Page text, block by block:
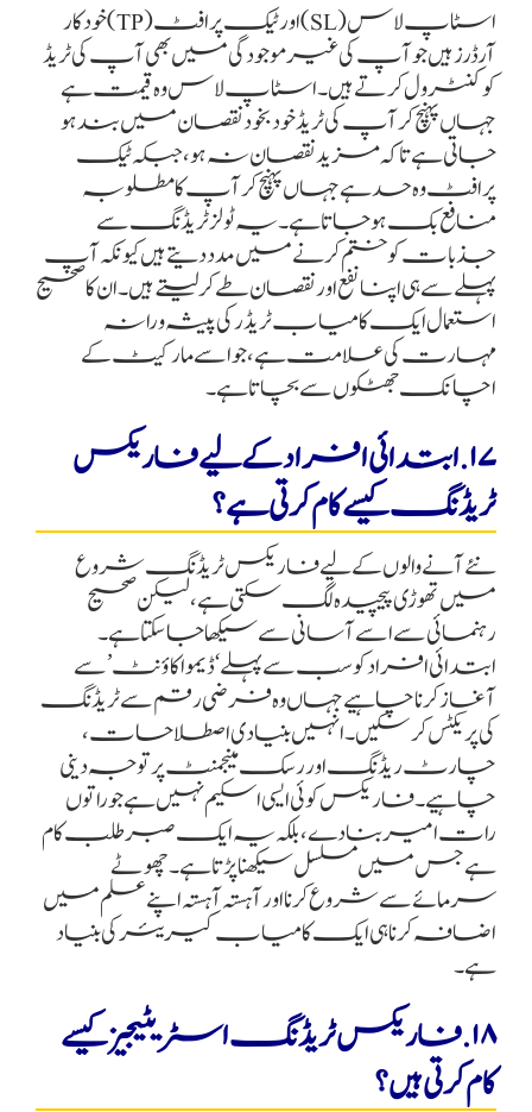
اسٹاپ لاس (SL) اور ٹیک پرافٹ (TP) خودکار
آرڈرز ہیں جو آپ کی غیر موجودگی میں بھی آپ کی ٹریڈ
کو کنٹرول کرتے ہیں۔ اسٹاپ لاس وہ قیمت ہے
جہاں پہنچ کر آپ کی ٹریڈ خود بخود نقصان میں بند ہو
جاتی ہے تاکہ مزید نقصان نہ ہو، جبکہ ٹیک
پرافٹ وہ حد ہے جہاں پہنچ کر آپ کا مطلوبہ
منافع بک ہو جاتا ہے۔ یہ ٹولز ٹریڈنگ سے
جذبات کو ختم کرنے میں مدد دیتے ہیں کیونکہ آپ
پہلے سے ہی اپنا نفع اور نقصان طے کر لیتے ہیں۔ ان کا صحیح
استعمال ایک کامیاب ٹریڈر کی پیشہ ورانہ
مہارت کی علامت ہے، جو اسے مارکیٹ کے
اچانک جھٹکوں سے بچاتا ہے۔
۱۷. ابتدائی افراد کے لیے فاریکس
ٹریڈنگ کیسے کام کرتی ہے؟
نئے آنے والوں کے لیے فاریکس ٹریڈنگ شروع
میں تھوڑی پیچیدہ لگ سکتی ہے، لیکن صحیح
رہنمائی سے اسے آسانی سے سیکھا جا سکتا ہے۔
ابتدائی افراد کو سب سے پہلے ‘ڈیمو اکاؤنٹ’ سے
آغاز کرنا چاہیے جہاں وہ فرضی رقم سے ٹریڈنگ
کی پریکٹس کر سکیں۔ انہیں بنیادی اصطلاحات،
چارٹ ریڈنگ اور رسک مینجمنٹ پر توجہ دینی
چاہیے۔ فاریکس کوئی ایسی اسکیم نہیں ہے جو راتوں
رات امیر بنا دے، بلکہ یہ ایک صبر طلب کام
ہے جس میں مسلسل سیکھنا پڑتا ہے۔ چھوٹے
سرمائے سے شروع کرنا اور آہستہ آہستہ اپنے علم میں
اضافہ کرنا ہی ایک کامیاب کیریئر کی بنیاد
ہے۔
۱۸. فاریکس ٹریڈنگ اسٹریٹیجیز کیسے
کام کرتی ہیں؟